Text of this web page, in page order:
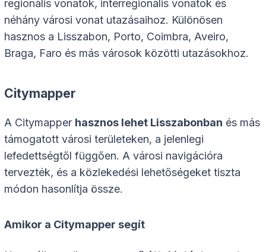
regionális vonatok, interregionális vonatok és
néhány városi vonat utazásaihoz. Különösen
hasznos a Lisszabon, Porto, Coimbra, Aveiro,
Braga, Faro és más városok közötti utazásokhoz.
Citymapper
A Citymapper hasznos lehet Lisszabonban és más
támogatott városi területeken, a jelenlegi
lefedettségtől függően. A városi navigációra
tervezték, és a közlekedési lehetőségeket tiszta
módon hasonlítja össze.
Amikor a Citymapper segít